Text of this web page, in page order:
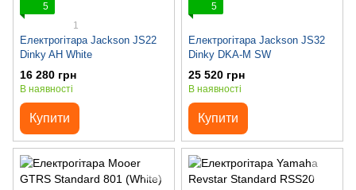
5
1
Електрогітара Jackson JS22
Dinky AH White
16 280 грн
В наявності
Купити
5
Електрогітара Jackson JS32
Dinky DKA-M SW
25 520 грн
В наявності
Купити